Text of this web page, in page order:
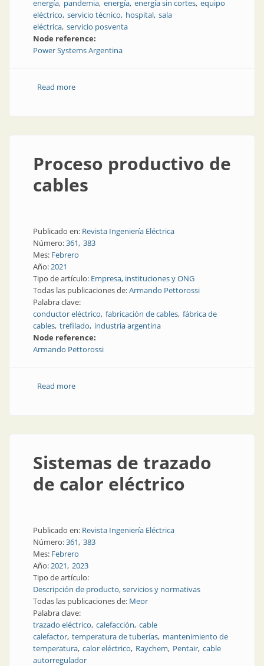
energía pandemia energía energía sin cortes equipo
eléctrico servicio técnico hospital sala
eléctrica servicio posventa
Node reference:
Power Systems Argentina
Read moreabout Casos de éxito de provisión de UPS a
Proceso productivo de
cables
Publicado en: Revista Ingeniería Eléctrica
Número:361 383
Mes: Febrero
Año:2021
Tipo de artículo: Empresa, instituciones y ONG
Todas las publicaciones de:Armando Pettorossi
Palabra clave:
conductor eléctrico fabricación de cables fábrica de
cables trefilado industria argentina
Node reference:
Armando Pettorossi
Read moreabout Proceso productivo de cables
Sistemas de trazado
de calor eléctrico
Publicado en: Revista Ingeniería Eléctrica
Número:361 383
Mes: Febrero
Año:2021 2023
Tipo de artículo:
Descripción de producto, servicios y normativas
Todas las publicaciones de: Meor
Palabra clave:
trazado eléctrico calefacción cable
calefactor temperatura de tuberías mantenimiento de
temperatura calor eléctrico Raychem Pentair cable
autorregulador